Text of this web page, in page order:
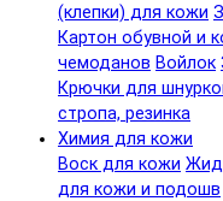
(клепки) для кожи
Картон обувной и
чемоданов Войлок
Крючки для
стропа, резинка
Химия для кожи
Воск для кожи
для кожи и подошв